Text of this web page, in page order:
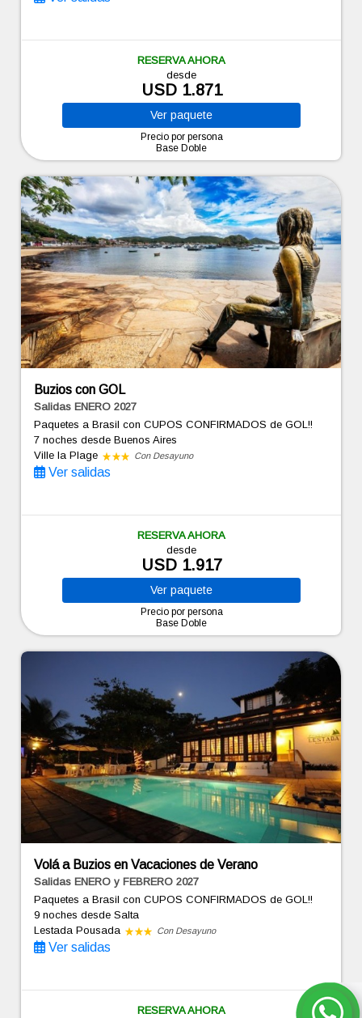
RESERVA AHORA
desde
USD 1.871
Ver paquete
Precio por persona
Base Doble
Buzios con GOL
Salidas ENERO 2027
Paquetes a Brasil con CUPOS CONFIRMADOS de GOL!!
7 nochesdesde Buenos Aires
Ville la Plage
Con Desayuno
Ver salidas
RESERVA AHORA
desde
USD 1.917
Ver paquete
Precio por persona
Base Doble
Volá a Buzios en Vacaciones de Verano
Salidas ENERO y FEBRERO 2027
Paquetes a Brasil con CUPOS CONFIRMADOS de GOL!!
9 nochesdesde Salta
Lestada Pousada
Con Desayuno
Ver salidas
RESERVA AHORA